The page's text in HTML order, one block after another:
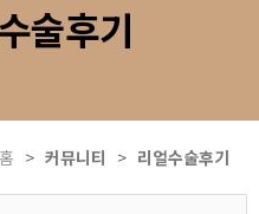
술후기
홈 커뮤니티 리얼수술후기